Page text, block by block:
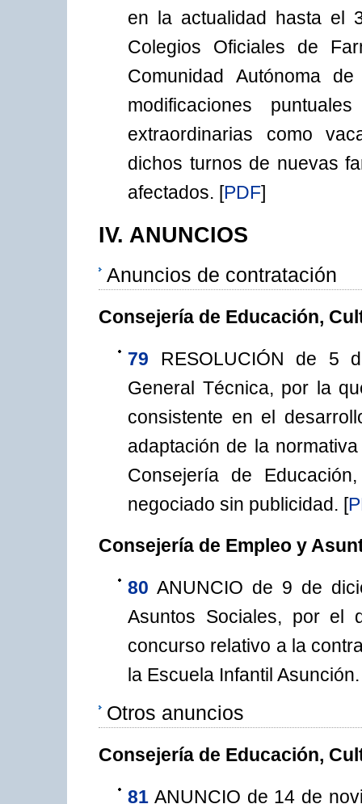
en la actualidad hasta el
Colegios Oficiales de
Comunidad Autónoma
modificaciones
extraordinarias como
dichos turnos de nuevas
afectados. [PDF]
IV. ANUNCIOS
Anuncios de contratación
Consejería de Educación,
79
RESOLUCIÓN de 5
General Técnica, por la
consistente en el
adaptación de la
Consejería de
negociado sin publicidad. [
Consejería de Empleo y
80 ANUNCIO de 9 de
Asuntos Sociales, por el
concurso relativo a la
la Escuela Infantil Asunción.
Otros anuncios
Consejería de Educación,
81 ANUNCIO de 14 de